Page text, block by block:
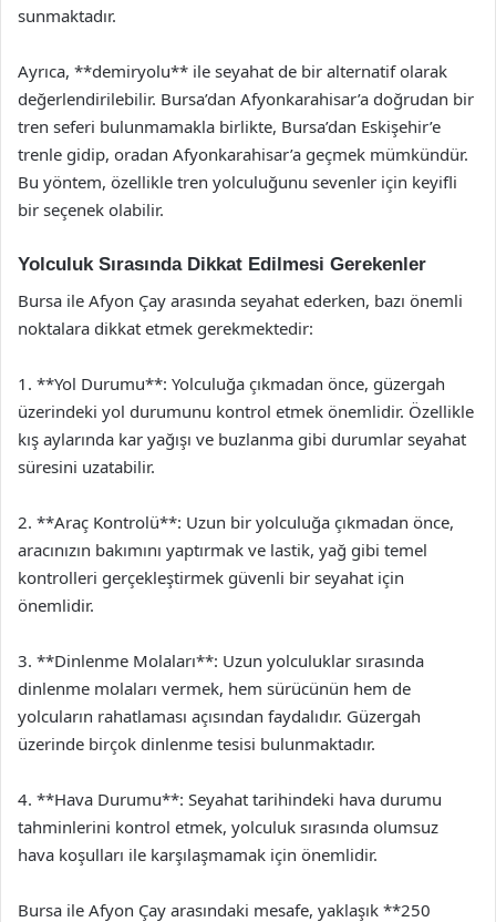
sunmaktadır.
Ayrıca, **demiryolu** ile seyahat de bir alternatif olarak
değerlendirilebilir. Bursa’dan Afyonkarahisar’a doğrudan bir
tren seferi bulunmamakla birlikte, Bursa’dan Eskişehir’e
trenle gidip, oradan Afyonkarahisar’a geçmek mümkündür.
Bu yöntem, özellikle tren yolculuğunu sevenler için keyifli
bir seçenek olabilir.
Yolculuk Sırasında Dikkat Edilmesi Gerekenler
Bursa ile Afyon Çay arasında seyahat ederken, bazı önemli
noktalara dikkat etmek gerekmektedir:
1. **Yol Durumu**: Yolculuğa çıkmadan önce, güzergah
üzerindeki yol durumunu kontrol etmek önemlidir. Özellikle
kış aylarında kar yağışı ve buzlanma gibi durumlar seyahat
süresini uzatabilir.
2. **Araç Kontrolü**: Uzun bir yolculuğa çıkmadan önce,
aracınızın bakımını yaptırmak ve lastik, yağ gibi temel
kontrolleri gerçekleştirmek güvenli bir seyahat için
önemlidir.
3. **Dinlenme Molaları**: Uzun yolculuklar sırasında
dinlenme molaları vermek, hem sürücünün hem de
yolcuların rahatlaması açısından faydalıdır. Güzergah
üzerinde birçok dinlenme tesisi bulunmaktadır.
4. **Hava Durumu**: Seyahat tarihindeki hava durumu
tahminlerini kontrol etmek, yolculuk sırasında olumsuz
hava koşulları ile karşılaşmamak için önemlidir.
Bursa ile Afyon Çay arasındaki mesafe, yaklaşık **250